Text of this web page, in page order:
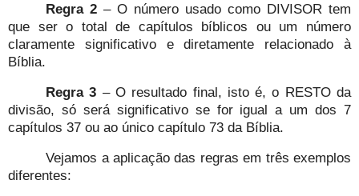
Regra 2 – O número usado como DIVISOR tem
que ser o total de capítulos bíblicos ou um número
claramente significativo e diretamente relacionado à
Bíblia.
Regra 3 – O resultado final, isto é, o RESTO da
divisão, só será significativo se for igual a um dos 7
capítulos 37 ou ao único capítulo 73 da Bíblia.
Vejamos a aplicação das regras em três exemplos
diferentes: